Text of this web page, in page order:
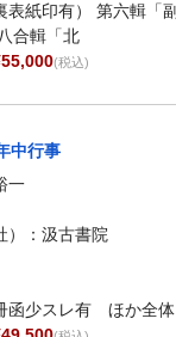
表紙印有） 第六輯「
合輯「北
(税込)
中行事
一
）：汲古書院
函少スレ有 ほか全